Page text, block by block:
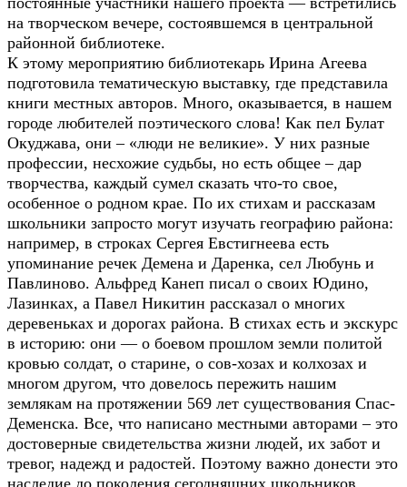
на творческом вечере, состоявшемся в центральной
районной библиотеке.
К этому мероприятию библиотекарь Ирина Агеева
подготовила тематическую выставку, где представила
книги местных авторов. Много, оказывается, в нашем
городе любителей поэтического слова! Как пел Булат
Окуджава, они – «люди не великие». У них разные
профессии, несхожие судьбы, но есть общее – дар
творчества, каждый сумел сказать что-то свое,
особенное о родном крае. По их стихам и рассказам
школьники запросто могут изучать географию района:
например, в строках Сергея Евстигнеева есть
упоминание речек Демена и Даренка, сел Любунь и
Павлиново. Альфред Канеп писал о своих Юдино,
Лазинках, а Павел Никитин рассказал о многих
деревеньках и дорогах района. В стихах есть и экскурс
в историю: они — о боевом прошлом земли политой
кровью солдат, о старине, о сов-хозах и колхозах и
многом другом, что довелось пережить нашим
землякам на протяжении 569 лет существования Спас-
Деменска. Все, что написано местными авторами – это
достоверные свидетельства жизни людей, их забот и
тревог, надежд и радостей. Поэтому важно донести это